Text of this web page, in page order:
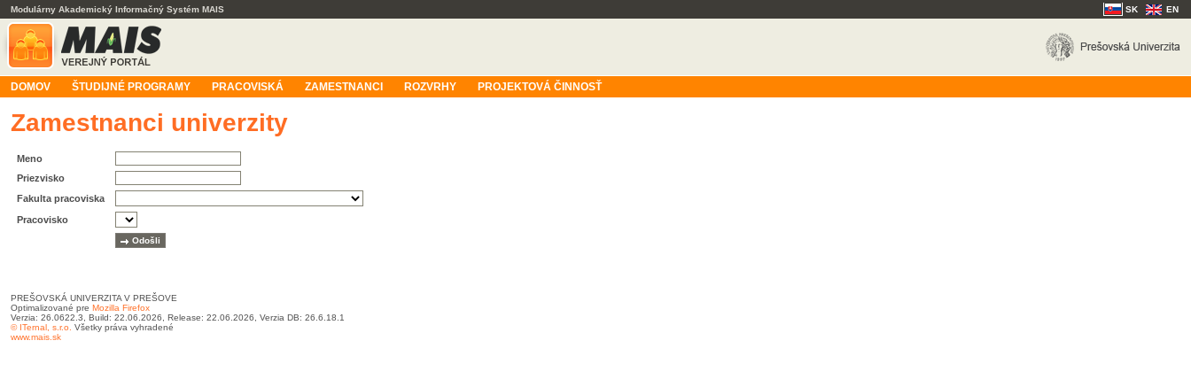
Modulárny Akademický Informačný Systém MAIS SK EN
DOMOV ŠTUDIJNÉ PROGRAMY PRACOVISKÁ ZAMESTNANCI ROZVRHY PROJEKTOVÁ ČINNOSŤ
Zamestnanci univerzity
Meno
Priezvisko
Fakulta pracoviska
Pracovisko
PREŠOVSKÁ UNIVERZITA V PREŠOVE
Optimalizované pre Mozilla Firefox
Verzia: 26.0622.3, Build: 22.06.2026, Release: 22.06.2026, Verzia DB: 26.6.18.1
© ITernal, s.r.o. Všetky práva vyhradené
www.mais.sk